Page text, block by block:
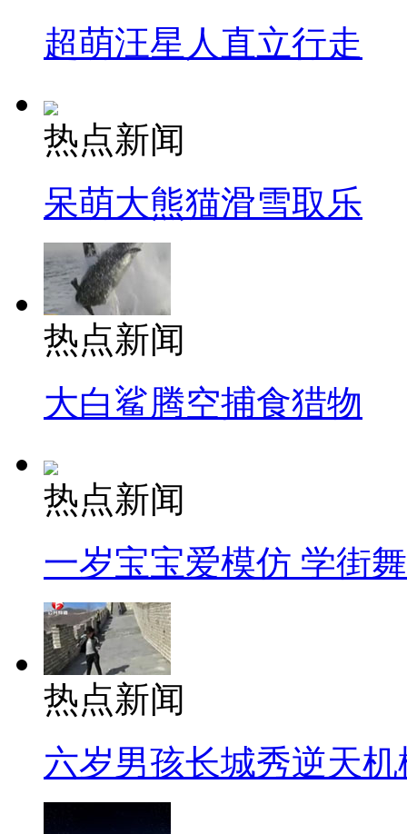
超萌汪星人直立行走
热点新闻
呆萌大熊猫滑雪取乐
热点新闻
大白鲨腾空捕食猎物
热点新闻
一岁宝宝爱模仿 学街
热点新闻
六岁男孩长城秀逆天机